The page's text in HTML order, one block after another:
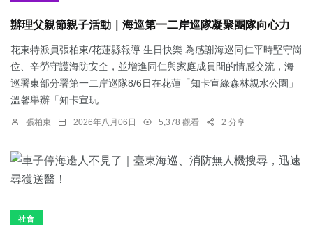
辦理父親節親子活動｜海巡第一二岸巡隊凝聚團隊向心力
花東特派員張柏東/花蓮縣報導 生日快樂 為感謝海巡同仁平時堅守崗
位、辛勞守護海防安全，並增進同仁與家庭成員間的情感交流，海
巡署東部分署第一二岸巡隊8/6日在花蓮「知卡宣綠森林親水公園」
溫馨舉辦「知卡宣玩...
張柏東 2026年八月06日 5,378 觀看 2 分享
社會